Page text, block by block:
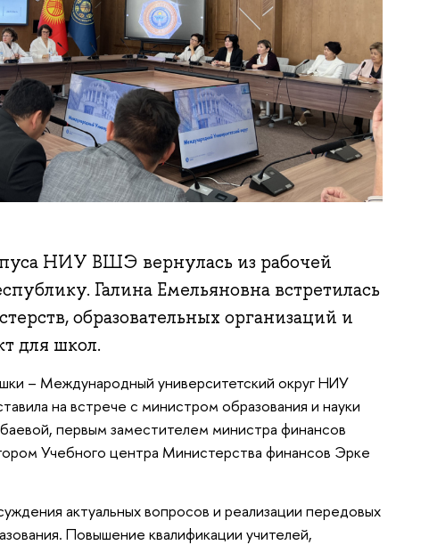
НИУ ВШЭ вернулась из рабочей
Галина Емельяновна встретилась
образовательных организаций и
для школ.
– Международный университетский округ НИУ
на встрече с министром образования и науки
первым заместителем министра финансов
Учебного центра Министерства финансов Эрке
актуальных вопросов и реализации передовых
Повышение квалификации учителей,